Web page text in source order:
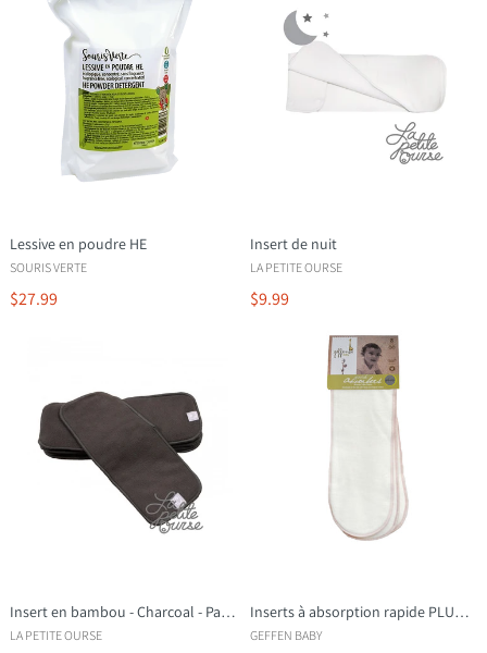
Lessive en poudre HE
SOURIS VERTE
$27.99
Insert de nuit
LA PETITE OURSE
$9.99
Insert en bambou - Charcoal - Paquet de 2
LA PETITE OURSE
Inserts à absorption rapide PLUS (pqt 3)
GEFFEN BABY